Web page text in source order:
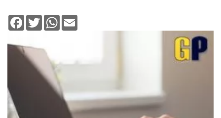
Facebook
TwitterWhatsApp